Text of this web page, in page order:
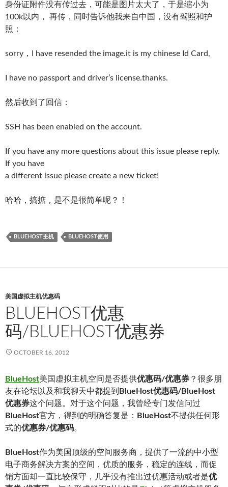
身份证附件没有传过去，可能是图片太大了，于是缩小为
100k以内， 再传，同时告诉他我来自中国，没有驾照和护
照：
sorry，I have resended the image.it is my chinese Id Card,
I have no passport and driver’s license.thanks.
然后收到了回信：
SSH has been enabled on the account.
If you have any more questions about this issue please reply.
If you have
a different issue please create a new ticket!
哈哈，搞掂，是不是很简单呢？！
BLUEHOST主机 BLUEHOST使用
美国虚拟主机优惠码
BLUEHOST优惠
码/BLUEHOST优惠券
OCTOBER 16, 2012
BlueHost美国虚拟主机空间是否提供优惠码/优惠券 ？很多朋
友在论坛以及和我聊天中都提到 BlueHost优惠码/BlueHost
优惠券这个问题。对于这个问题，我曾经专门发信问过
BlueHost官方，得到的明确答复是： BlueHost不提供任何形
式的优惠券/优惠码。
BlueHost作为美国顶级的空间服务商，提供了一流的中小型
电子商务解决方案的空间，优质的服务，稳定的连线，而促
销方面却一直比较保守，几乎没有推出过优惠活动或者是优